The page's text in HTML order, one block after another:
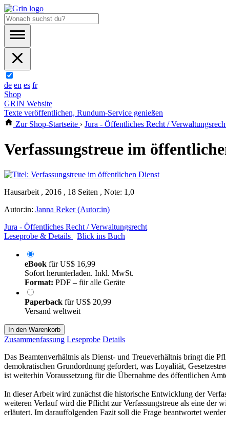
de en es fr
Shop
GRIN Website
Texte veröffentlichen, Rundum-Service genießen
Zur Shop-Startseite › Jura - Öffentliches Recht /
Verfassungstreue im
Hausarbeit , 2016 , 18 Seiten , Note: 1,0
Autor:in: Janna Reker (Autor:in)
Jura - Öffentliches Recht / Verwaltungsrecht
Leseprobe & Details
Blick ins Buch
eBook fürUS$ 16,99
Sofort herunterladen. Inkl. MwSt.
Format: PDF – für alle Geräte
Paperback fürUS$ 20,99
Versand weltweit
In den Warenkorb
Zusammenfassung Leseprobe Details
Das Beamtenverhältnis als Dienst- und Treueverhältnis bringt die
demokratischen Grundordnung gefordert, was Loyalität,
ist weiterhin Voraussetzung für die Übernahme des öffentlichen
In dieser Arbeit wird zunächst die historische Entwicklung der
weiteren Verlauf wird die Pflicht zur Verfassungstreue als eine der
erläutert. Im darauffolgenden Fazit soll die Frage beantwortet